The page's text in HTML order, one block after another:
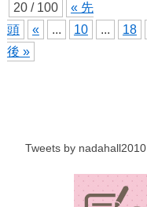
20 / 100
« 先
頭
« ... 10 ... 18
後 »
Tweets by nadahall2010